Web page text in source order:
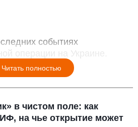
событиях
операции на Украине.
Читать полностью
в чистом поле: как
на чье открытие может